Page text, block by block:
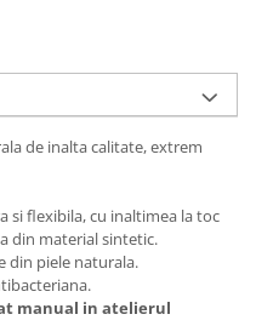
de inalta calitate, extrem
si flexibila, cu inaltimea la toc
din material sintetic.
din piele naturala.
manual in atelierul